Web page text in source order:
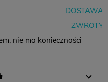
DOSTAWA
ZWROTY
nie ma konieczności
za